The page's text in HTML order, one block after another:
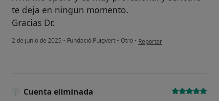
te deja en ningun momento.
Gracias Dr.
2 de junio de 2025 • Fundació Puigvert • Otro • en opinión del usuario SVG
Reportar
Cuenta eliminada